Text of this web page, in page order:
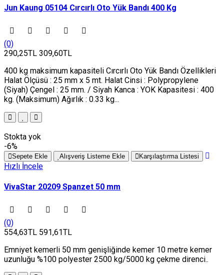
Jun Kaung 05104 Cırcırlı Oto Yük Bandı 400 Kg
(0)
290,25TL 309,60TL
400 kg maksimum kapasiteli Cırcırlı Oto Yük Bandı Özellikleri
Halat Ölçüsü : 25 mm x 5 mt. Halat Cinsi : Polypropylene
(Siyah) Çengel : 25 mm. / Siyah Kanca : YOK Kapasitesi : 400
kg. (Maksimum) Ağırlık : 0.33 kg...
Stokta yok
-6%
Sepete Ekle Alışveriş Listeme Ekle Karşılaştırma Listesi
Hızlı İncele
VivaStar 20209 Spanzet 50 mm
(0)
554,63TL 591,61TL
Emniyet kemerli 50 mm genişliğinde kemer 10 metre kemer
uzunluğu %100 polyester 2500 kg/5000 kg çekme direnci..